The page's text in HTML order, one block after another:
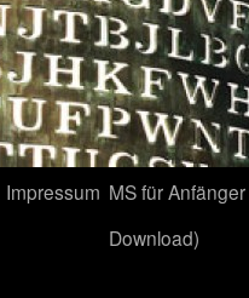
Impressum MS für
Download)